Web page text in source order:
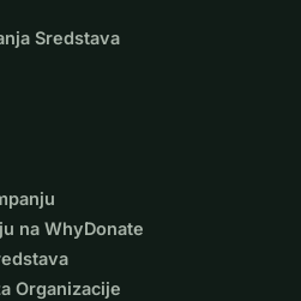
Sredstava
na WhyDonate
Organizacije